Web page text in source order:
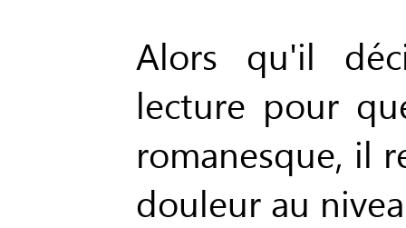
Alors qu'il
lecture pour
romanesque, il
douleur au